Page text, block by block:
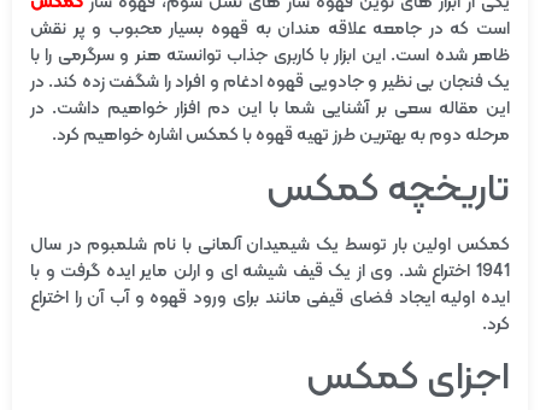
است که در جامعه علاقه مندان به قهوه بسیار محبوب و پر نقش
ظاهر شده است. این ابزار با کاربری جذاب توانسته هنر و سرگرمی را با
یک فنجان بی نظیر و جادویی قهوه ادغام و افراد را شگفت زده کند. در
این مقاله سعی بر آشنایی شما با این دم افزار خواهیم داشت. در
مرحله دوم به بهترین طرز تهیه قهوه با کمکس اشاره خواهیم کرد.
تاریخچه کمکس
کمکس اولین بار توسط یک شیمیدان آلمانی با نام شلمبوم در سال
1941 اختراع شد. وی از یک قیف شیشه ای و ارلن مایر ایده گرفت و با
ایده اولیه ایجاد فضای قیفی مانند برای ورود قهوه و آب آن را اختراع
کرد.
اجزای کمکس